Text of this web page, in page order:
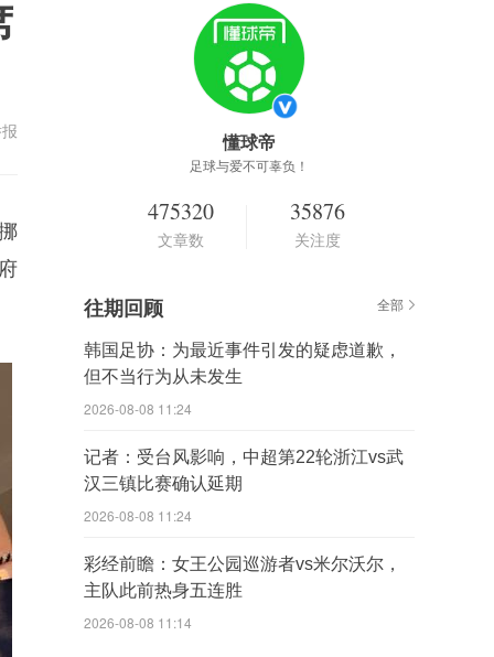
懂球帝
足球与爱不可辜负！
475320
文章数
35876
关注度
往期回顾 全部
韩国足协：为最近事件引发的疑虑道歉，
但不当行为从未发生
2026-08-08 11:24
记者：受台风影响，中超第22轮浙江vs武
汉三镇比赛确认延期
2026-08-08 11:24
彩经前瞻：女王公园巡游者vs米尔沃尔，
主队此前热身五连胜
2026-08-08 11:14